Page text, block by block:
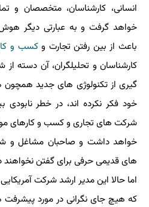
انسانی، كارشناسان، متخصصان و
خواهد گرفت و به عبارتی دیگر
باعث از بین رفتن تجارت وكسب و
كارشناسان و تحلیلگران، آن دسته
گیری از تكنولوژی های جدید
خود فكر نكرده اند، در خطر نابودی
شركت های تجاری و كسب و كارهای
خواهد داشت و صاحبان مشاغل و
های قدیمی حرفی برای گفتن
اما حالا این مدیر ارشد شركت
كه هیچ جای نگرانی در مورد